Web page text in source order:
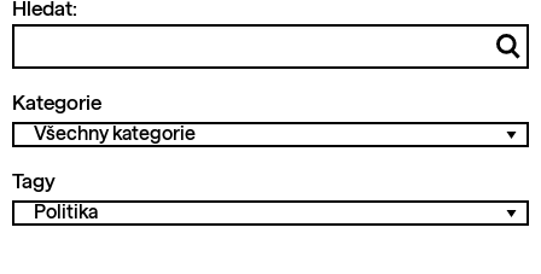
Hledat:
Kategorie
Tagy